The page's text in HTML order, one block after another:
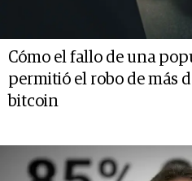
Cómo el fallo de una
permitió el robo de más
bitcoin